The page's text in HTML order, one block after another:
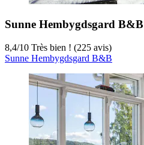
Sunne Hembygdsgard B&B
8,4/10 Très bien ! (225 avis)
Sunne Hembygdsgard B&B